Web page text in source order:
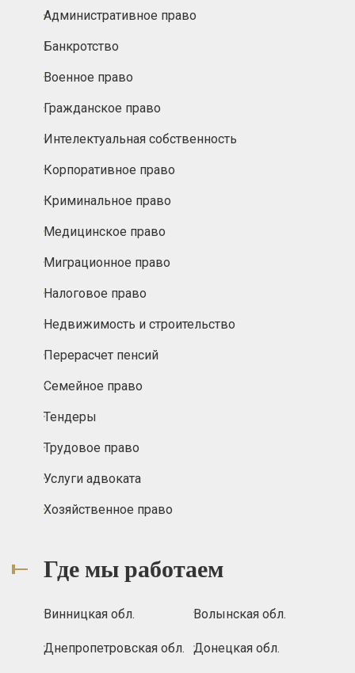
Административное право
Банкротство
Военное право
Гражданское право
Интелектуальная собственность
Корпоративное право
Криминальное право
Медицинское право
Миграционное право
Налоговое право
Недвижимость и строительство
Перерасчет пенсий
Семейное право
Тендеры
Трудовое право
Услуги адвоката
Хозяйственное право
Где мы работаем
Винницкая обл. Волынская обл.
Днепропетровская обл. Донецкая обл.